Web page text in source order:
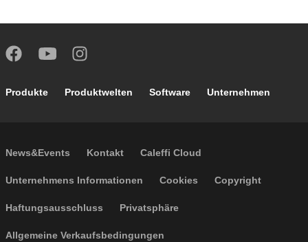
Footer main navigation
Produkte Produktwelten Software Unternehmen
Footer secondary navigation
News&Events Kontakt Caleffi Cloud
Footer menu
Unternehmens Informationen Cookies Copyright
Haftungsausschluss Privatsphäre
Allgemeine Verkaufsbedingungen